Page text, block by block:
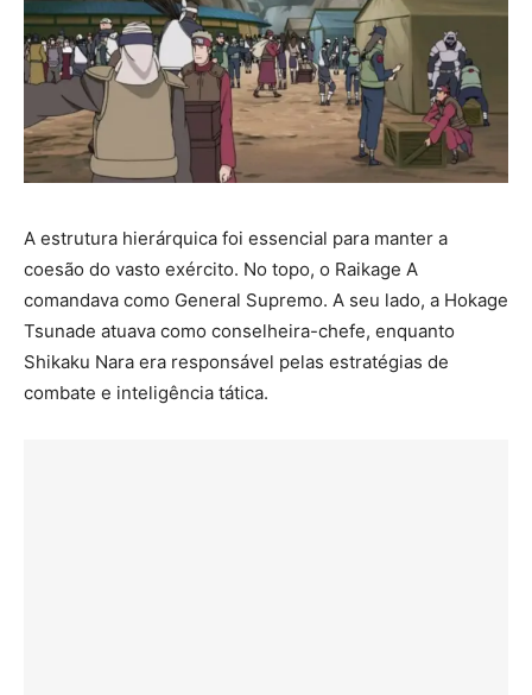
A estrutura hierárquica foi essencial para manter a
coesão do vasto exército. No topo, o Raikage A
comandava como General Supremo. A seu lado, a Hokage
Tsunade atuava como conselheira-chefe, enquanto
Shikaku Nara era responsável pelas estratégias de
combate e inteligência tática.